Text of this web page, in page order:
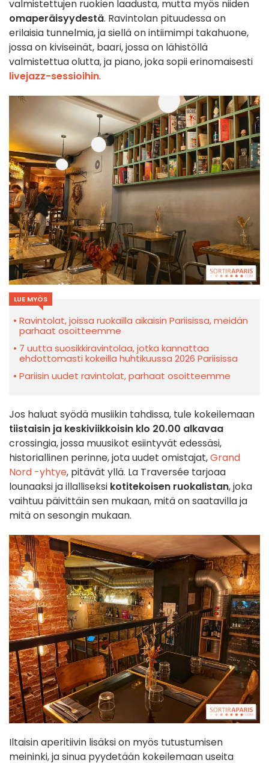
valmistettujen ruokien laadusta, mutta myös niiden
omaperäisyydestä. Ravintolan pituudessa on
erilaisia tunnelmia, ja siellä on intiimimpi takahuone,
jossa on kiviseinät, baari, jossa on lähistöllä
valmistettua olutta, ja piano, joka sopii erinomaisesti
livejazz-sessioihin.
LUE MYÖS
Ravintolat, joissa ruokailla aikaisin Pariisissa, meidän
parhaat osoitteemme
7 uutta suosikkiravintolaa, jotka kannattaa
ehdottomasti kokeilla huhtikuussa 2026 Pariisissa
Pariisin uudet ravintolat, parhaat osoitteemme
Jos haluat syödä musiikin tahdissa, tule kokeilemaan
tiistaisin ja keskiviikkoisin klo 20.00 alkavaa
crossingia, jossa muusikot esiintyvät edessäsi,
historiallinen perinne, jota uudet omistajat,Grand
Nord -yhtye, pitävät yllä. La Traversée tarjoaa
lounaaksi ja illalliseksi kotitekoisen ruokalistan, joka
vaihtuu päivittäin sen mukaan, mitä on saatavilla ja
mitä on sesongin mukaan.
Iltaisin aperitiivin lisäksi on myös tutustumisen
meininki, ja sinua pyydetään kokeilemaan useita